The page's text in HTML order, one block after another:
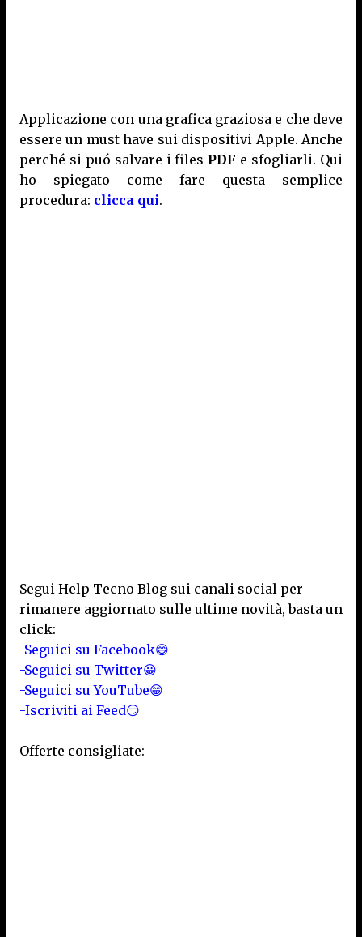
Applicazione con una grafica graziosa e che deve
essere un must have sui dispositivi Apple. Anche
perché si puó salvare i files PDF e sfogliarli. Qui
ho spiegato come fare questa semplice
procedura: clicca qui.
Segui Help Tecno Blog sui canali social per
rimanere aggiornato sulle ultime novità, basta un
click:
-Seguici su Facebook😄
-Seguici su Twitter😀
-Seguici su YouTube😁
-Iscriviti ai Feed😏
Offerte consigliate: